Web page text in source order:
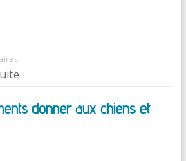
donner aux chiens et